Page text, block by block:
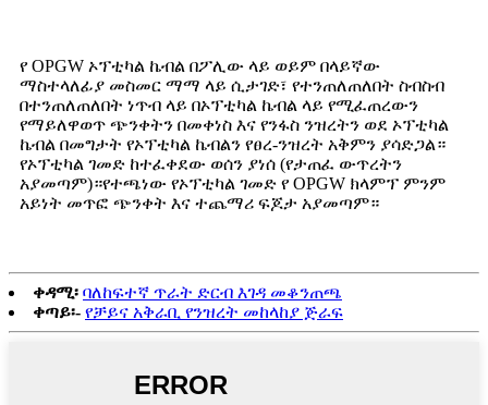
የ OPGW ኦፕቲካል ኬብል በፖሊው ላይ ወይም በላይኛው
ማስተላለፊያ መስመር ማማ ላይ ሲታገድ፣ የተንጠለጠለበት ስብስብ
በተንጠለጠለበት ነጥብ ላይ በኦፕቲካል ኬብል ላይ የሚፈጠረውን
የማይለዋወጥ ጭንቀትን በመቀነስ እና የንፋስ ንዝረትን ወደ ኦፕቲካል
ኬብል በመግታት የኦፕቲካል ኬብልን የፀረ-ንዝረት አቅምን ያሳድጋል።
የኦፕቲካል ገመድ ከተፈቀደው ወሰን ያነሰ (የታጠፈ ውጥረትን
አያመጣም)።የተጫነው የኦፕቲካል ገመድ የ OPGW ክላምፕ ምንም
አይነት መጥፎ ጭንቀት እና ተጨማሪ ፍጆታ አያመጣም።
ቀዳሚ፡ ባለከፍተኛ ጥራት ድርብ እገዳ መቆንጠጫ
ቀጣይ፡- የቻይና አቅራቢ የንዝረት መከላከያ ጅራፍ